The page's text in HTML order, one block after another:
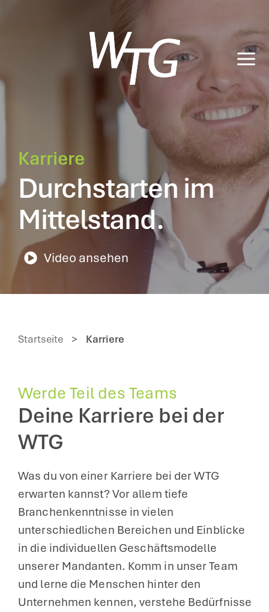
Karriere
Durchstarten im
Mittelstand.
Video ansehen
Startseite > Karriere
Werde Teil des Teams
Deine Karriere bei der
WTG
Was du von einer Karriere bei der WTG
erwarten kannst? Vor allem tiefe
Branchenkenntnisse in vielen
unterschiedlichen Bereichen und Einblicke
in die individuellen Geschäftsmodelle
unserer Mandanten. Komm in unser Team
und lerne die Menschen hinter den
Unternehmen kennen, verstehe Bedürfnisse